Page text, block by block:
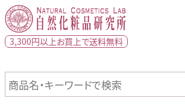
3,300円以上お買上で送料無料